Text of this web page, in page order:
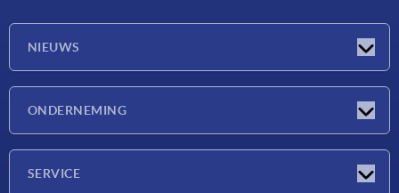
NIEUWS
ONDERNEMING
SERVICE